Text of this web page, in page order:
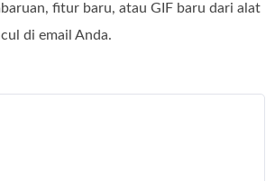
fitur baru, atau GIF baru dari alat
di email Anda.